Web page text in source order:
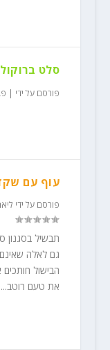
סלט
פורסם על ידי | פבר
עוף עם
פורסם על ידי
תבשיל בסגנון
הבישול
את טעם רוטב...